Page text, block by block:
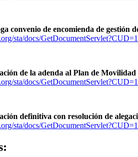
convenio de encomienda de gestión
sta/docs/
de la adenda al Plan de
sta/docs/
definitiva con resolución de
sta/docs/